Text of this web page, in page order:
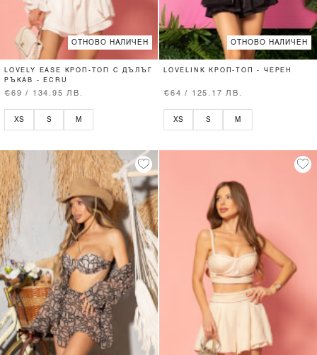
ОТНОВО НАЛИЧЕН
LOVELY EASE КРОП-ТОП С ДЪЛЪГ
РЪКАВ - ECRU
€69 / 134.95 ЛВ.
XS S M
ОТНОВО НАЛИЧЕН
LOVELINK КРОП-ТОП - ЧЕРЕН
€64 / 125.17 ЛВ.
XS S M